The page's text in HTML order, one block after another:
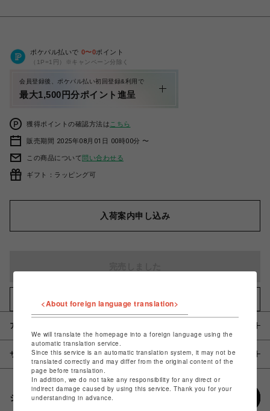
ポケパル払いで 0〜0ポイント
（1P=1円）※キャンペーン分除く
会員登録後、ポケパル払い初回登録&利用で
最大1,500円分ポイント進呈
獲得ポイントの確認方法は こちら
販売期間 2025年08月01日 00時00分 〜
この商品について問い合わせる
ギフト：ラッピング可
入荷案内申し込み
アイテム説明 / 素材
サイズ
シェアする
<About foreign language translation>
We will translate the homepage into a foreign language using the
automatic translation service.
Since this service is an automatic translation system, it may not be
translated correctly and may differ from the original content of the
page before translation.
In addition, we do not take any responsibility for any direct or
indirect damage caused by using this service. Thank you for your
understanding in advance.